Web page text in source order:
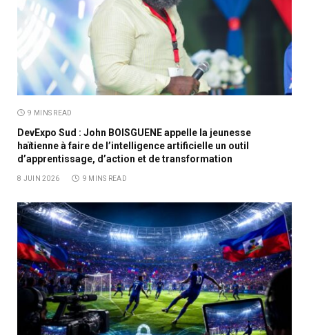
9 MINS READ
DevExpo Sud : John BOISGUENE appelle la jeunesse
haïtienne à faire de l’intelligence artificielle un outil
d’apprentissage, d’action et de transformation
8 JUIN 2026 9 MINS READ